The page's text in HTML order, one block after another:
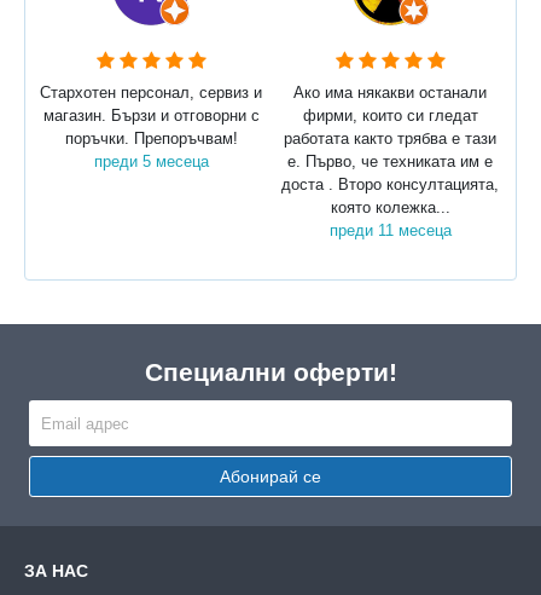
Стархотен персонал, сервиз и
магазин. Бързи и отговорни с
поръчки. Препоръчвам!
преди 5 месеца
Ако има някакви останали
фирми, които си гледат
работата както трябва е тази
е. Първо, че техниката им е
доста . Второ консултацията,
която колежка...
преди 11 месеца
Специални оферти!
Абонирай се
ЗА НАС